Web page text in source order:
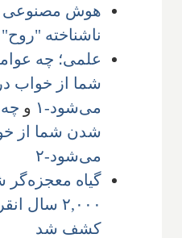
هوش مصنوعی
ناشناخته
علمی؛ چه
شما از خواب
می‌شود-۱
و
شدن شما از
می‌شود-۲
گیاه معجزه‌گر
۲,۰۰۰ سال
کشف شد